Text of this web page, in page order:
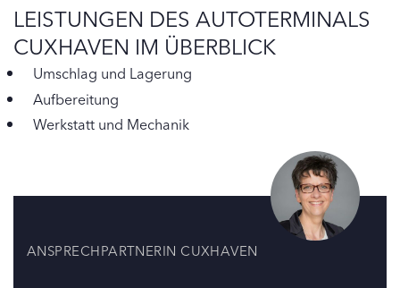
LEISTUNGEN DES AUTOTERMINALS
CUXHAVEN IM ÜBERBLICK
Umschlag und Lagerung
Aufbereitung
Werkstatt und Mechanik
ANSPRECHPARTNERIN CUXHAVEN